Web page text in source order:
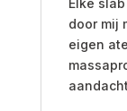
door mij
eigen